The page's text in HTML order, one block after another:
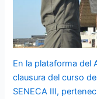
En la plataforma del
clausura del curso
SENECA III,